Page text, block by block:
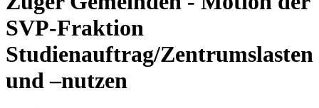
SVP-Fraktion
Studienauftrag/Zentrumslasten
und –nutzen